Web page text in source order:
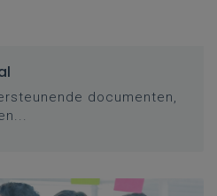
documenten,